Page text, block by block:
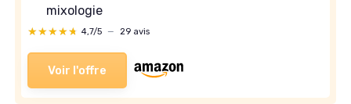
mixologie
★★★★★
★★★★★ 4,7/5 — 29 avis
Voir l'offre